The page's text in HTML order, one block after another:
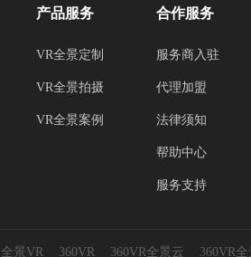
产品服务
VR全景定制
VR全景拍摄
VR全景案例
合作服务
服务商入驻
代理加盟
法律须知
帮助中心
服务支持
全景VR 360VR 360VR全景云 360VR全